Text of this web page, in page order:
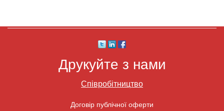
Друкуйте з нами
Співробітництво
Договір публічної оферти